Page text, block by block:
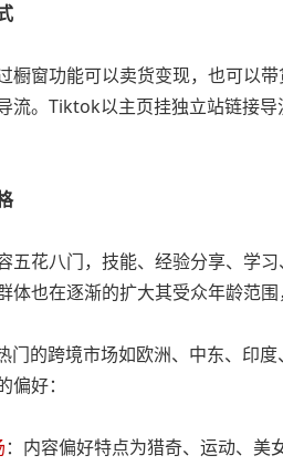
橱窗功能可以卖货变现，也可以
流。Tiktok以主页挂独立站链接
五花八门，技能、经验分享、学
体也在逐渐的扩大其受众年龄范
门的跨境市场如欧洲、中东、印
偏好：
：内容偏好特点为猎奇、运动、美